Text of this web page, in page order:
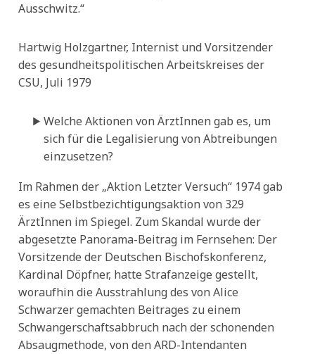
Ausschwitz.“
Hartwig Holzgartner, Internist und Vorsitzender
des gesundheitspolitischen Arbeitskreises der
CSU, Juli 1979
Welche Aktionen von ÄrztInnen gab es, um
sich für die Legalisierung von Abtreibungen
einzusetzen?
Im Rahmen der „Aktion Letzter Versuch“ 1974 gab
es eine Selbstbezichtigungsaktion von 329
ÄrztInnen im Spiegel. Zum Skandal wurde der
abgesetzte Panorama-Beitrag im Fernsehen: Der
Vorsitzende der Deutschen Bischofskonferenz,
Kardinal Döpfner, hatte Strafanzeige gestellt,
woraufhin die Ausstrahlung des von Alice
Schwarzer gemachten Beitrages zu einem
Schwangerschaftsabbruch nach der schonenden
Absaugmethode, von den ARD-Intendanten